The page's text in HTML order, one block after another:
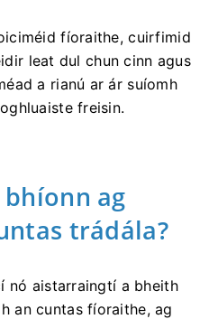
fíoraithe, cuirfimid
leat dul chun cinn agus
a rianú ar ár suíomh
freisin.
ag
trádála?
nó aistarraingtí a bheith
an cuntas fíoraithe, ag